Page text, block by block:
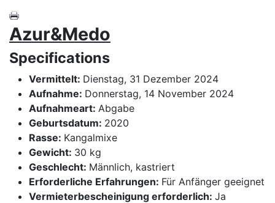
Azur&Medo
Specifications
Vermittelt: Dienstag, 31 Dezember 2024
Aufnahme: Donnerstag, 14 November 2024
Aufnahmeart: Abgabe
Geburtsdatum: 2020
Rasse: Kangalmixe
Gewicht: 30 kg
Geschlecht: Männlich, kastriert
Erforderliche Erfahrungen: Für Anfänger geeignet
Vermieterbescheinigung erforderlich: Ja